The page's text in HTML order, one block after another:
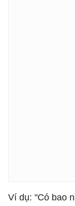
Ví dụ: "Có bao